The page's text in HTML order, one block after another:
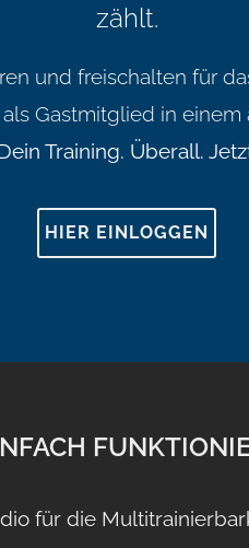
zählt.
und freischalten für
Gastmitglied in einem
Training. Überall.
HIER EINLOGGEN
für die